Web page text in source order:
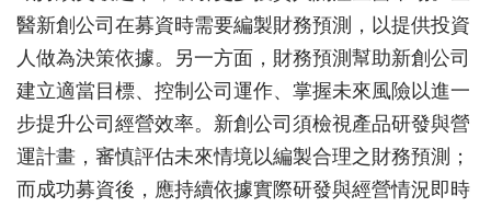
醫新創公司在募資時需要編製財務預測，以提供投資
人做為決策依據。另一方面，財務預測幫助新創公司
建立適當目標、控制公司運作、掌握未來風險以進一
步提升公司經營效率。新創公司須檢視產品研發與營
運計畫，審慎評估未來情境以編製合理之財務預測；
而成功募資後，應持續依據實際研發與經營情況即時